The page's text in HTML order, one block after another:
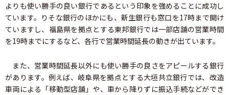
よりも使い勝手の良い銀行であるという印象を強めることに成功し
ています。りそな銀行のほかにも、新生銀行も窓口を17時まで開け
ていますし、福島県を拠点とする東邦銀行では一部店舗の営業時間
を19時までにするなど、各行で営業時間延長の動きが出ています。
また、営業時間延長以外にも使い勝手の良さをアピールする銀行
があります。例えば、岐阜県を拠点とする大垣共立銀行では、改造
車両による「移動型店舗」や、車から降りずに振込手続などができ